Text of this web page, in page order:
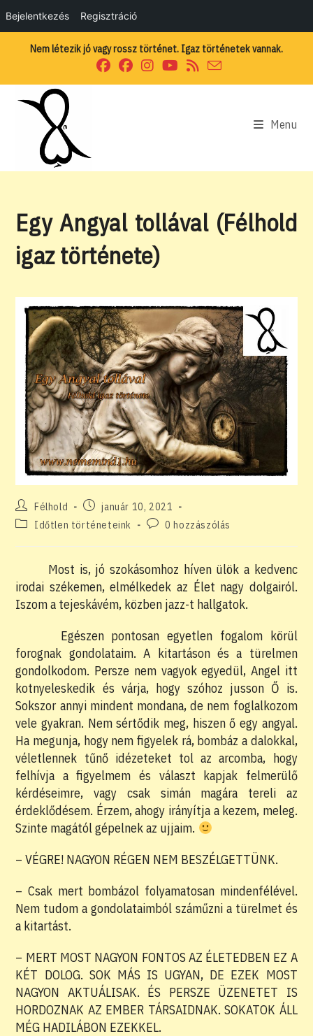
Bejelentkezés Regisztráció
Nem létezik jó vagy rossz történet. Igaz történetek vannak.
Menu
Egy Angyal tollával (Félhold
igaz története)
Post
author:
Félhold
Post
published:
január 10, 2021
PostIdőtlen történeteink
Post0 hozzászólás
Most is, jó szokásomhoz híven ülök a kedvenc
irodai székemen, elmélkedek az Élet nagy dolgairól.
Iszom a tejeskávém, közben jazz-t hallgatok.
Egészen pontosan egyetlen fogalom körül
forognak gondolataim. A kitartáson és a türelmen
gondolkodom. Persze nem vagyok egyedül, Angel itt
kotnyeleskedik és várja, hogy szóhoz jusson Ő is.
Sokszor annyi mindent mondana, de nem foglalkozom
vele gyakran. Nem sértődik meg, hiszen ő egy angyal.
Ha megunja, hogy nem figyelek rá, bombáz a dalokkal,
véletlennek tűnő idézeteket tol az arcomba, hogy
felhívja a figyelmem és választ kapjak felmerülő
kérdéseimre, vagy csak simán magára tereli az
érdeklődésem. Érzem, ahogy irányítja a kezem, meleg.
Szinte magától gépelnek az ujjaim.
– VÉGRE! NAGYON RÉGEN NEM BESZÉLGETTÜNK.
– Csak mert bombázol folyamatosan mindenfélével.
Nem tudom a gondolataimból száműzni a türelmet és
a kitartást.
– MERT MOST NAGYON FONTOS AZ ÉLETEDBEN EZ A
KÉT DOLOG. SOK MÁS IS UGYAN, DE EZEK MOST
NAGYON AKTUÁLISAK. ÉS PERSZE ÜZENETET IS
HORDOZNAK AZ EMBER TÁRSAIDNAK. SOKATOK ÁLL
MÉG HADILÁBON EZEKKEL.